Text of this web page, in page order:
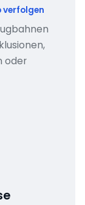
verfolgen
oder